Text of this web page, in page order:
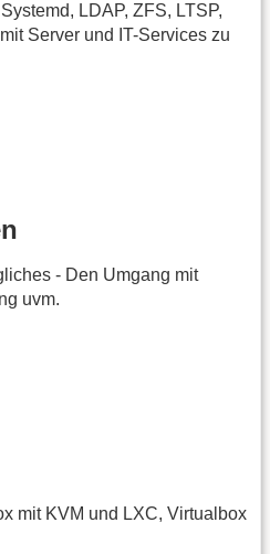
LDAP, ZFS, LTSP,
Server und IT-Services zu
- Den Umgang mit
uvm.
mit KVM und LXC, Virtualbox